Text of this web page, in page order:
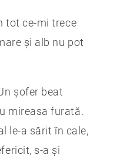
tot ce-mi trece
și alb nu pot
șofer beat
mireasa furată.
le-a sărit în cale,
s-a și